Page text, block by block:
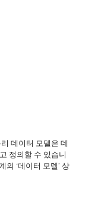
데이터 모델은 데
정의할 수 있습니
의 ‘데이터 모델’ 상